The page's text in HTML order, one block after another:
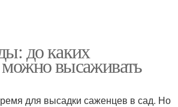
до каких
можно высаживать
для высадки саженцев в сад. Но